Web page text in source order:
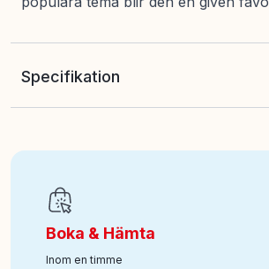
Specifikation
Art nr:118-6074334
Boka & Hämta
Inom en timme